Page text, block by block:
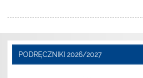
PODRĘCZNIKI 2026/2027